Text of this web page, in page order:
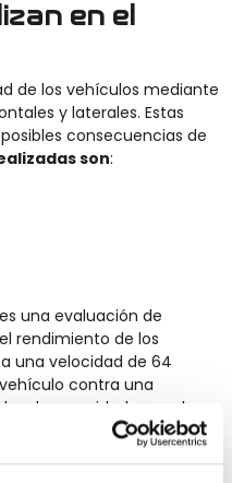
en el
de los vehículos mediante
y laterales. Estas
consecuencias de
son:
es una evaluación de
rendimiento de los
una velocidad de 64
contra una
de seguridad para el
la capacidad del
los peatones. Para